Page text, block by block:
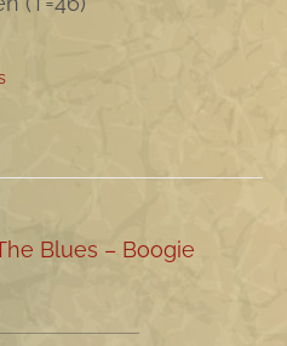
Blues – Boogie